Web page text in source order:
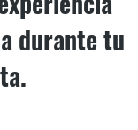
durante tu